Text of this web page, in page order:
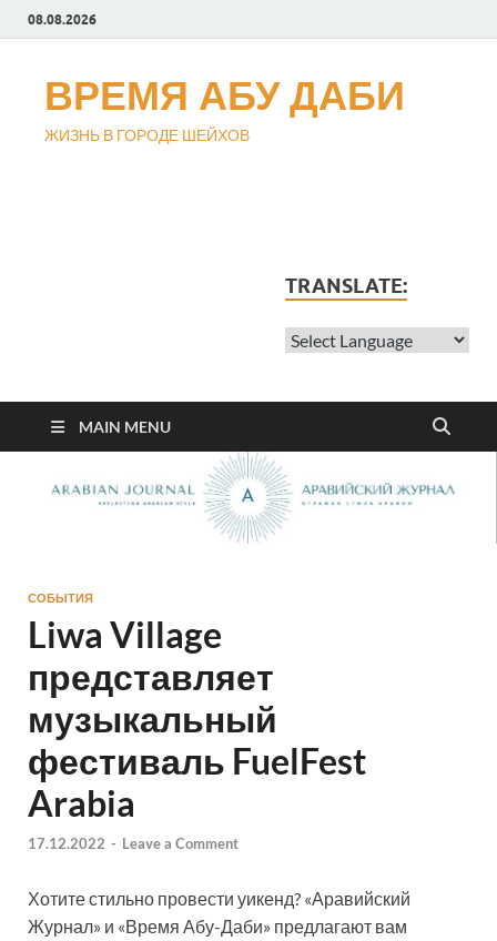
08.08.2026
ВРЕМЯ АБУ ДАБИ
ЖИЗНЬ В ГОРОДЕ ШЕЙХОВ
TRANSLATE:
MAIN MENU
СОБЫТИЯ
Liwa Village
представляет
музыкальный
фестиваль FuelFest
Arabia
17.12.2022 - Leave a Comment
Хотите стильно провести уикенд? «Аравийский
Журнал» и «Время Абу-Даби» предлагают вам